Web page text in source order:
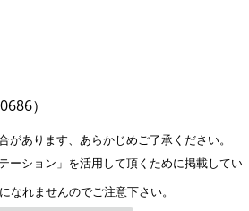
）
があります、あらかじめご了承ください。
ーション」を活用して頂くために掲載してい
なれませんのでご注意下さい。